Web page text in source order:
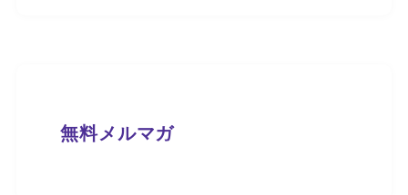
無料メルマガ